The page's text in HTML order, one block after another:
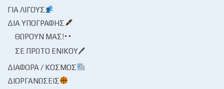
ΓΙΑ ΛΊΓΟΥΣ
ΔΙΑ ΥΠΟΓΡΑΦΉΣ
ΘΩΡΟΎΝ ΜΑΣ!
ΣΕ ΠΡΏΤΟ ΕΝΙΚΟΎ🖊
ΔΙΆΦΟΡΑ / ΚΌΣΜΟΣ
ΔΙΟΡΓΑΝΏΣΕΙΣ